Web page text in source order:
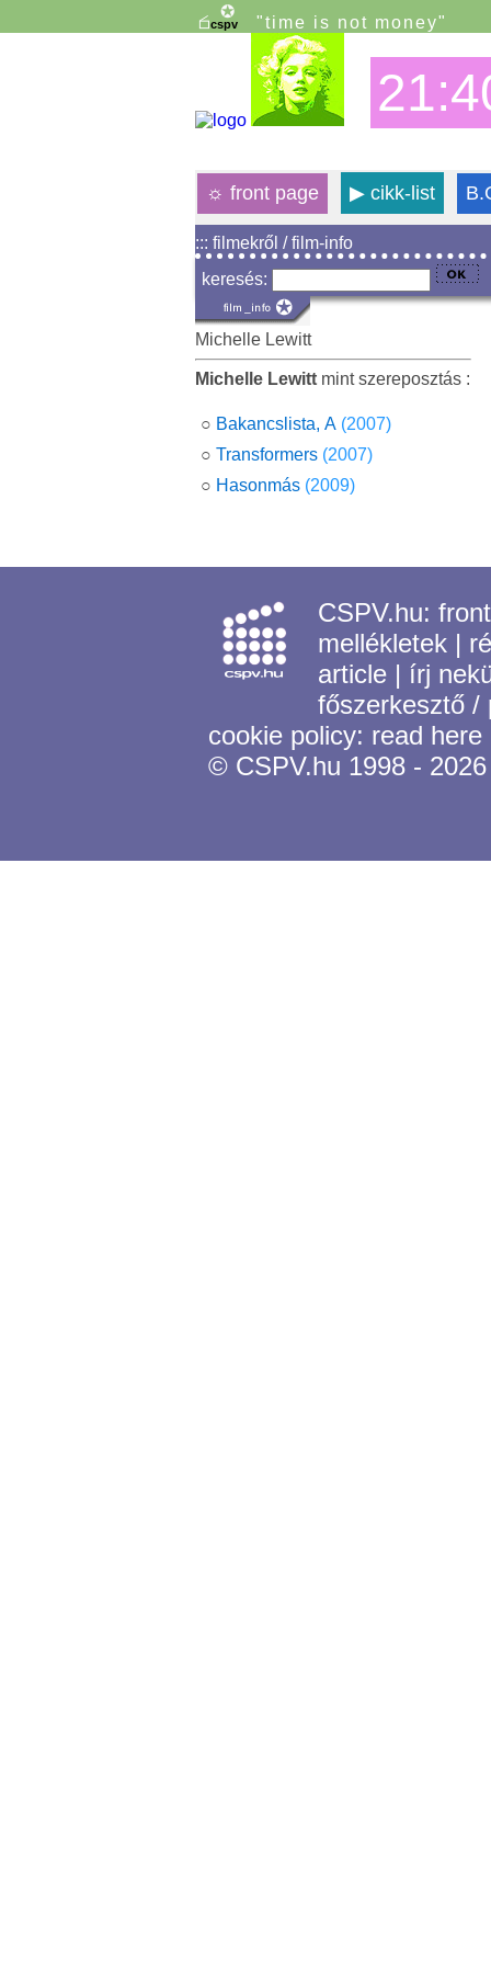
"time is not money"
☼ front page ▶cikk-list
::: filmekről / film-info
keresés:
Michelle Lewitt
Michelle Lewittmint szereposztás :
○ Bakancslista, A (2007)
○ Transformers (2007)
○ Hasonmás (2009)
CSPV.hu:
mellékletek |
article | írj
főszerkesztő
cookie policy: read here
© CSPV.hu 1998 - 2026